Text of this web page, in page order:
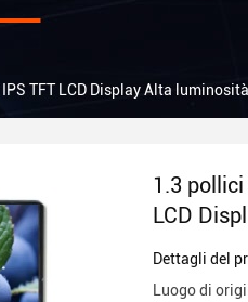
TFT LCD Display Alta luminosità
1.3
LCD
Dettagli del
Luogo di